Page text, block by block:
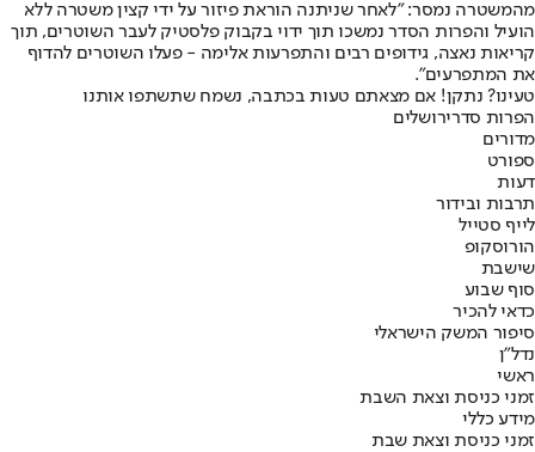
מהמשטרה נמסר: "לאחר שניתנה הוראת פיזור על ידי קצין משטרה ללא
הועיל והפרות הסדר נמשכו תוך ידוי בקבוק פלסטיק לעבר השוטרים, תוך
קריאות נאצה, גידופים רבים והתפרעות אלימה - פעלו השוטרים להדוף
את המתפרעים".
טעינו? נתקן! אם מצאתם טעות בכתבה, נשמח שתשתפו אותנו
הפרות סדרירושלים
מדורים
ספורט
דעות
תרבות ובידור
לייף סטייל
הורוסקופ
שישבת
סוף שבוע
כדאי להכיר
סיפור המשק הישראלי
נדל"ן
ראשי
זמני כניסת וצאת השבת
מידע כללי
זמני כניסת וצאת שבת